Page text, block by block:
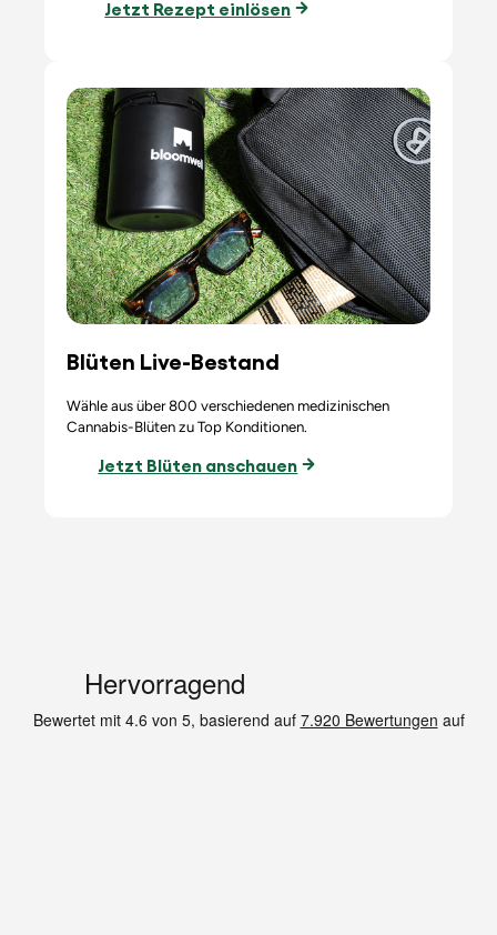
Jetzt Rezept einlösen
Blüten Live-Bestand
Wähle aus über 800 verschiedenen medizinischen
Cannabis-Blüten zu Top Konditionen.
Jetzt Blüten anschauen